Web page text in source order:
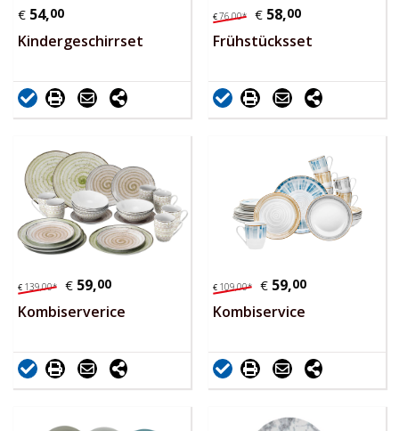
€ 54,00
Kindergeschirrset
€76,00* € 58,00
Frühstücksset
€ 139,00* € 59,00
Kombiserverice
€ 109,00* € 59,00
Kombiservice